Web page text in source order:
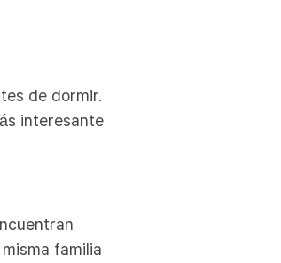
de dormir.
interesante
familia